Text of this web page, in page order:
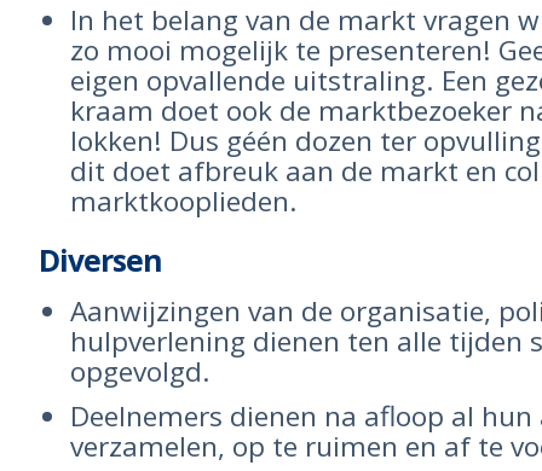
In het belang van de markt vragen
zo mooi mogelijk te presenteren!
eigen opvallende uitstraling. Een
kraam doet ook de marktbezoeker
lokken! Dus géén dozen ter
dit doet afbreuk aan de markt en
marktkooplieden.
Diversen
Aanwijzingen van de organisatie,
hulpverlening dienen ten alle tijden
opgevolgd.
Deelnemers dienen na afloop al
verzamelen, op te ruimen en af te